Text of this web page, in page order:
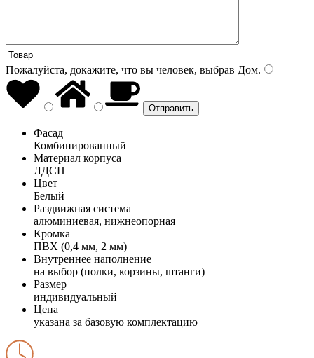
Пожалуйста, докажите, что вы человек, выбрав Дом.
Фасад
Комбинированный
Материал корпуса
ЛДСП
Цвет
Белый
Раздвижная система
алюминиевая, нижнеопорная
Кромка
ПВХ (0,4 мм, 2 мм)
Внутреннее наполнение
на выбор (полки, корзины, штанги)
Размер
индивидуальный
Цена
указана за базовую комплектацию